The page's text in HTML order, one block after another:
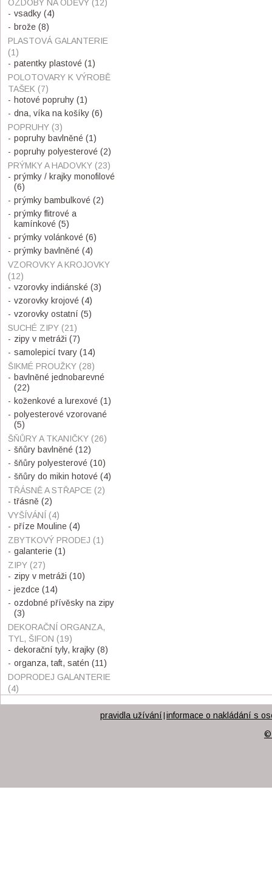
OZDOBY NA ODĚVY (12)
vsadky (4)
brože (8)
PLASTOVÁ GALANTERIE
(1)
patentky plastové (1)
POLOTOVARY K VÝROBĚ
TAŠEK (7)
hotové popruhy (1)
dna, víka na košíky (6)
POPRUHY (3)
popruhy bavlněné (1)
popruhy polyesterové (2)
PRÝMKY A HADOVKY (23)
prýmky / krajky monofilové
(6)
prýmky bambulkové (2)
prýmky flitrové a
kamínkové (5)
prýmky volánkové (6)
prýmky bavlněné (4)
VZOROVKY A KROJOVKY
(12)
vzorovky indiánské (3)
vzorovky krojové (4)
vzorovky ostatní (5)
SUCHÉ ZIPY (21)
zipy v metráži (7)
samolepicí tvary (14)
ŠIKMÉ PROUŽKY (28)
bavlněné jednobarevné
(22)
koženkové a lurexové (1)
polyesterové vzorované
(5)
ŠŇŮRY A TKANIČKY (26)
šňůry bavlněné (12)
šňůry polyesterové (10)
šňůry do mikin hotové (4)
TŘÁSNĚ A STŘAPCE (2)
třásně (2)
VYŠÍVÁNÍ (4)
příze Mouline (4)
ZBYTKOVÝ PRODEJ (1)
galanterie (1)
ZIPY (27)
zipy v metráži (10)
jezdce (14)
ozdobné přívěsky na zipy
(3)
DEKORAČNÍ ORGANZA,
TYL, ŠIFON (19)
dekorační tyly, krajky (8)
organza, taft, satén (11)
DOPRODEJ GALANTERIE
(4)
pravidla užívání informace o nakládání s
©